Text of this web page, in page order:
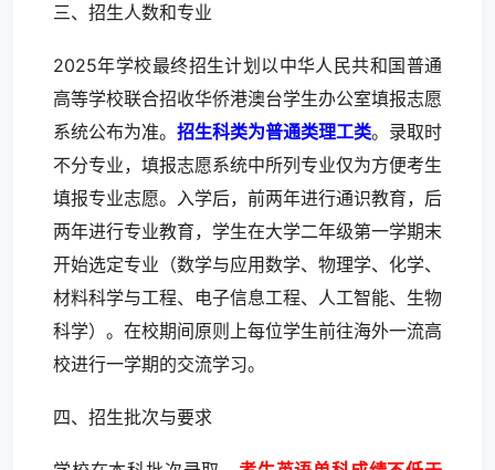
三、招生人数和专业
2025年学校最终招生计划以中华人民共和国普通
高等学校联合招收华侨港澳台学生办公室填报志愿
系统公布为准。 招生科类为普通类理工类。录取时
不分专业，填报志愿系统中所列专业仅为方便考生
填报专业志愿。入学后，前两年进行通识教育，后
两年进行专业教育，学生在大学二年级第一学期末
开始选定专业（数学与应用数学、物理学、化学、
材料科学与工程、电子信息工程、人工智能、生物
科学）。在校期间原则上每位学生前往海外一流高
校进行一学期的交流学习。
四、招生批次与要求